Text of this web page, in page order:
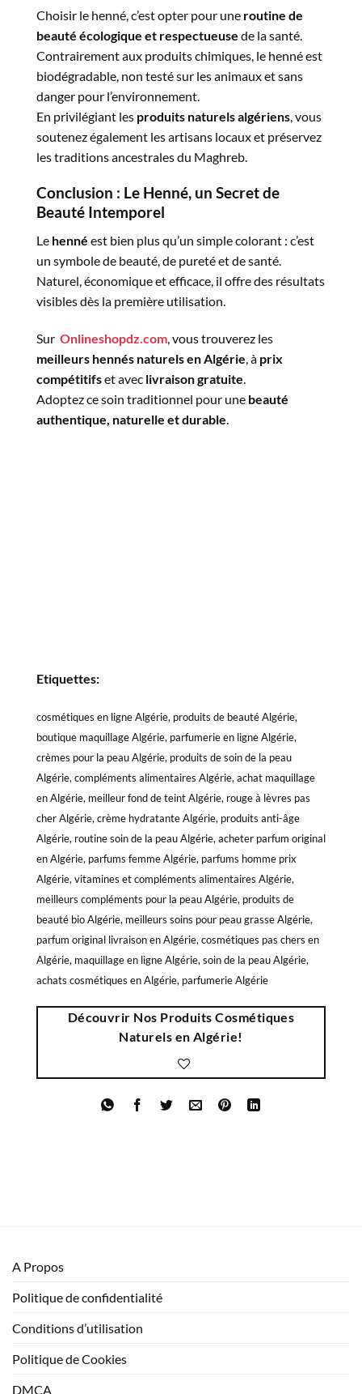
Choisir le henné, c’est opter pour une routine de
beauté écologique et respectueuse de la santé.
Contrairement aux produits chimiques, le henné est
biodégradable, non testé sur les animaux et sans
danger pour l’environnement.
En privilégiant les produits naturels algériens , vous
soutenez également les artisans locaux et préservez
les traditions ancestrales du Maghreb.
Conclusion : Le Henné, un Secret de
Beauté Intemporel
Le henné est bien plus qu’un simple colorant : c’est
un symbole de beauté, de pureté et de santé.
Naturel, économique et efficace, il offre des résultats
visibles dès la première utilisation.
Sur Onlineshopdz.com , vous trouverez les
meilleurs hennés naturels en Algérie , à prix
compétitifset avec livraison gratuite
Adoptez ce soin traditionnel pour une beauté
authentique, naturelle et durable
Etiquettes:
cosmétiques en ligne Algérie, produits de beauté Algérie,
boutique maquillage Algérie, parfumerie en ligne Algérie,
crèmes pour la peau Algérie, produits de soin de la peau
Algérie, compléments alimentaires Algérie, achat maquillage
en Algérie, meilleur fond de teint Algérie, rouge à lèvres pas
cher Algérie, crème hydratante Algérie, produits anti-âge
Algérie, routine soin de la peau Algérie, acheter parfum original
en Algérie, parfums femme Algérie, parfums homme prix
Algérie, vitamines et compléments alimentaires Algérie,
meilleurs compléments pour la peau Algérie, produits de
beauté bio Algérie, meilleurs soins pour peau grasse Algérie,
parfum original livraison en Algérie, cosmétiques pas chers en
Algérie, maquillage en ligne Algérie, soin de la peau Algérie,
achats cosmétiques en Algérie, parfumerie Algérie
Découvrir Nos Produits Cosmétiques
Naturels en Algérie!
A Propos
Politique de confidentialité
Conditions d’utilisation
Politique de Cookies
DMCA